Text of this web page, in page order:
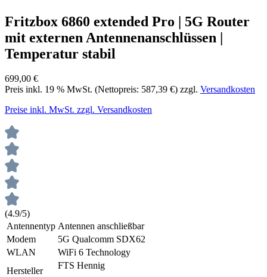
Fritzbox 6860 extended Pro | 5G Router
mit externen Antennenanschlüssen |
Temperatur stabil
699,00 €
Preis inkl. 19 % MwSt. (Nettopreis: 587,39 €) zzgl. Versandkosten
Preise inkl. MwSt. zzgl. Versandkosten
(4.9/5)
Antennentyp Antennen anschließbar
Modem
5G Qualcomm SDX62
WLAN
WiFi 6 Technology
Hersteller
FTS Hennig